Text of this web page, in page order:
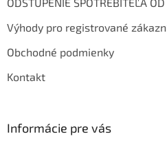
Výhody pro registrované
Obchodné podmienky
Kontakt
Informácie pre vás